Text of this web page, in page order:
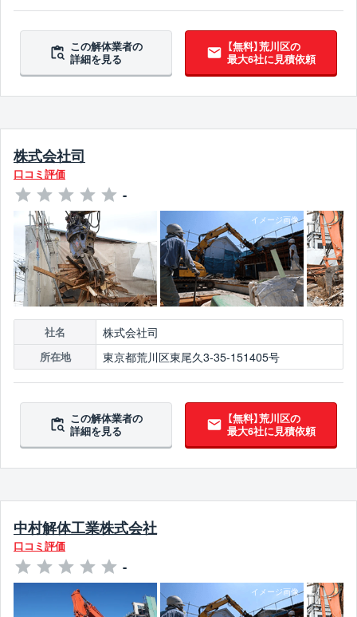
この解体業者の
詳細を見る
【無料】荒川区の
最大6社に見積依頼
株式会社司
口コミ評価
-
社名 株式会社司
所在地 東京都荒川区東尾久3-35-151405号
この解体業者の
詳細を見る
【無料】荒川区の
最大6社に見積依頼
中村解体工業株式会社
口コミ評価
-